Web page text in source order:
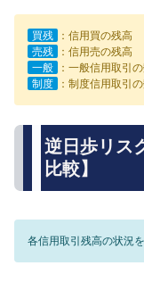
買残
：信用買の残高
売残
：信用売の残高
一般
：一般信用取引
制度
：制度信用取引
逆日歩リス
比較】
各信用取引残高の状況